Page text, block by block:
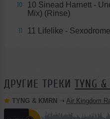
10
10 Sinead Harnett -
Mix) (Rinse)
11 11 Lifelike -
ДРУГИЕ ТРЕКИ TYNG
TYNG & KMRN ➝ Air Kingdom